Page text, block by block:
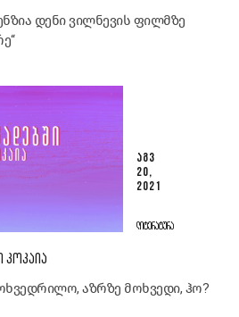
დენი ვილნევის ფილმზე
ᲐᲒᲕ
20,
2021
ᲚᲘᲢᲔᲠᲐᲢᲣᲠᲐ
ᲙᲝᲙᲐᲘᲐ
აზრზე მოხვედი, ჰო?